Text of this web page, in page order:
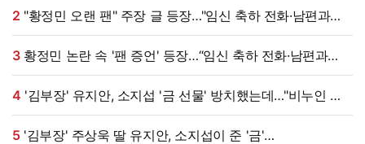
2
식사도" 온라인 확산 [엑's 이슈]
3황정민 논란 속 '팬 증언' 등장…“임신 축하 전화·남편과
식사도”
4
엄마가 알아봐" (원마이크)
5'김부장' 주상욱 딸 유지안, 소지섭이 준 '금'